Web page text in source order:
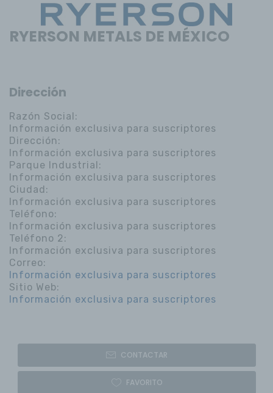
RYERSON METALS DE MÉXICO
Dirección
Razón Social:
Información exclusiva para suscriptores
Dirección:
Información exclusiva para suscriptores
Parque Industrial:
Información exclusiva para suscriptores
Ciudad:
Información exclusiva para suscriptores
Teléfono:
Información exclusiva para suscriptores
Teléfono 2:
Información exclusiva para suscriptores
Correo:
Información exclusiva para suscriptores
Sitio Web:
Información exclusiva para suscriptores
CONTACTAR
FAVORITO